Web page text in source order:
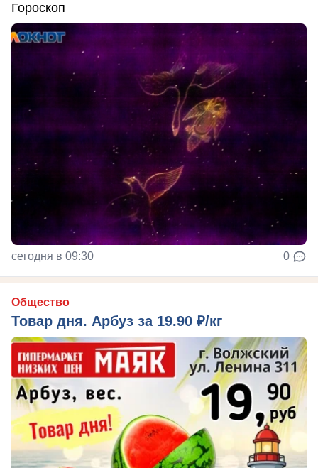
Гороскоп
сегодня в 09:30 0
Общество
Товар дня. Арбуз за 19.90 ₽/кг